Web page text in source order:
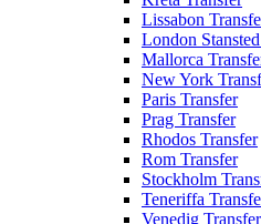
Lissabon
London
Mallorca
New York
Paris Transfer
Prag Transfer
Rhodos Transfer
Rom Transfer
Stockholm
Teneriffa
Venedig Transfer